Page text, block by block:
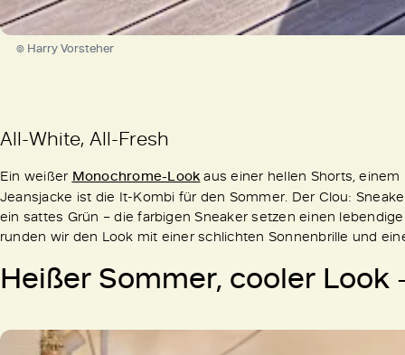
© Harry Vorsteher
All-White, All-Fresh
Ein weißer Monochrome-Look aus einer hellen Shorts,
Jeansjacke ist die It-Kombi für den Sommer. Der Clou:
ein sattes Grün – die farbigen Sneaker setzen einen
runden wir den Look mit einer schlichten Sonnenbrille und
Heißer Sommer, cooler